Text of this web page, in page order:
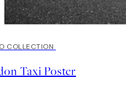
COLLECTION
Taxi Poster